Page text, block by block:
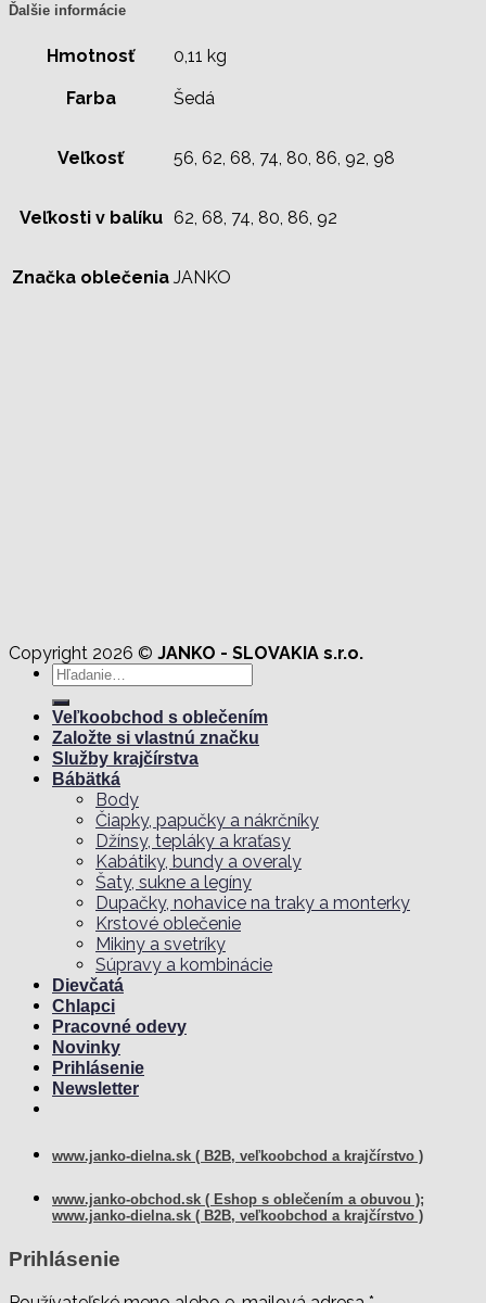
Ďalšie informácie
Hmotnosť 0,11 kg
Farba Šedá
Veľkosť 56, 62, 68, 74, 80, 86, 92, 98
Veľkosti v balíku 62, 68, 74, 80, 86, 92
Značka oblečenia JANKO
Copyright 2026 © JANKO - SLOVAKIA s.r.o.
Hľadať:
Veľkoobchod s oblečením
Založte si vlastnú značku
Služby krajčírstva
Bábätká
Body
Čiapky, papučky a nákrčníky
Džínsy, tepláky a kraťasy
Kabátiky, bundy a overaly
Šaty, sukne a legíny
Dupačky, nohavice na traky a monterky
Krstové oblečenie
Mikiny a svetríky
Súpravy a kombinácie
Dievčatá
Chlapci
Pracovné odevy
Novinky
Prihlásenie
Newsletter
www.janko-dielna.sk ( B2B, veľkoobchod a krajčírstvo )
www.janko-obchod.sk ( Eshop s oblečením a obuvou );
www.janko-dielna.sk ( B2B, veľkoobchod a krajčírstvo )
Prihlásenie